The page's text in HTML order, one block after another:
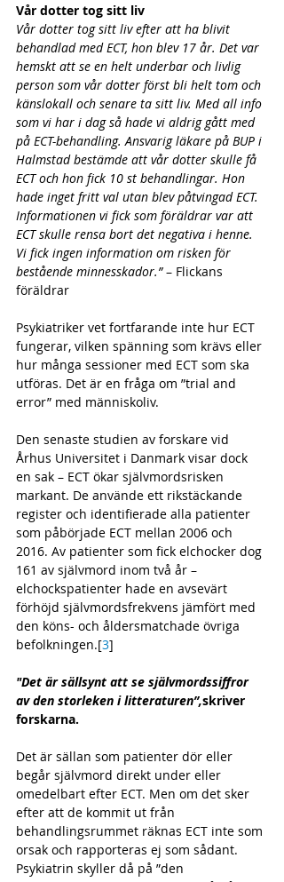
Vår dotter tog sitt liv
Vår dotter tog sitt liv efter att ha blivit
behandlad med ECT, hon blev 17 år. Det var
hemskt att se en helt underbar och livlig
person som vår dotter först bli helt tom och
känslokall och senare ta sitt liv. Med all info
som vi har i dag så hade vi aldrig gått med
på ECT-behandling. Ansvarig läkare på BUP i
Halmstad bestämde att vår dotter skulle få
ECT och hon fick 10 st behandlingar. Hon
hade inget fritt val utan blev påtvingad ECT.
Informationen vi fick som föräldrar var att
ECT skulle rensa bort det negativa i henne.
Vi fick ingen information om risken för
bestående minnesskador.” – Flickans
föräldrar
Psykiatriker vet fortfarande inte hur ECT
fungerar, vilken spänning som krävs eller
hur många sessioner med ECT som ska
utföras. Det är en fråga om ”trial and
error” med människoliv.
Den senaste studien av forskare vid
Århus Universitet i Danmark visar dock
en sak – ECT ökar självmordsrisken
markant. De använde ett rikstäckande
register och identifierade alla patienter
som påbörjade ECT mellan 2006 och
2016. Av patienter som fick elchocker dog
161 av självmord inom två år –
elchockspatienter hade en avsevärt
förhöjd självmordsfrekvens jämfört med
den köns- och åldersmatchade övriga
befolkningen.[3]
"Det är sällsynt att se självmordssiffror
av den storleken i litteraturen”,skriver
forskarna.
Det är sällan som patienter dör eller
begår självmord direkt under eller
omedelbart efter ECT. Men om det sker
efter att de kommit ut från
behandlingsrummet räknas ECT inte som
orsak och rapporteras ej som sådant.
Psykiatrin skyller då på ”den